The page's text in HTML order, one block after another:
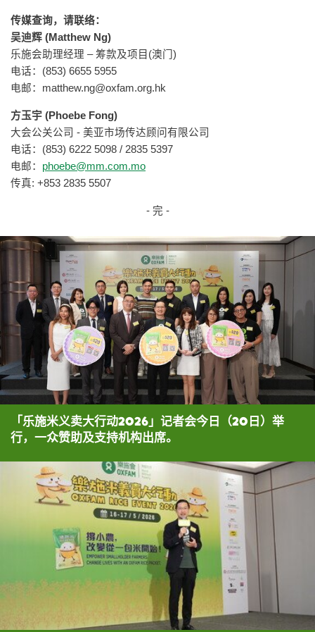
传媒查询，请联络：
吴迪辉 (Matthew Ng)
乐施会助理经理 – 筹款及项目(澳门)
电话：(853) 6655 5955
电邮： matthew.ng@oxfam.org.hk
方玉宇 (Phoebe Fong)
大会公关公司 - 美亚市场传达顾问有限公司
电话：(853) 6222 5098 / 2835 5397
电邮： phoebe@mm.com.mo
传真: +853 2835 5507
- 完 -
「乐施米义卖大行动2026」记者会今日（20日）举
行，一众赞助及支持机构出席。